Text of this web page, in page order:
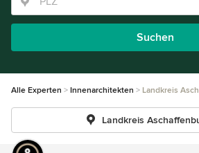
Suchen
Alle Experten Innenarchitekten Landkreis
Landkreis